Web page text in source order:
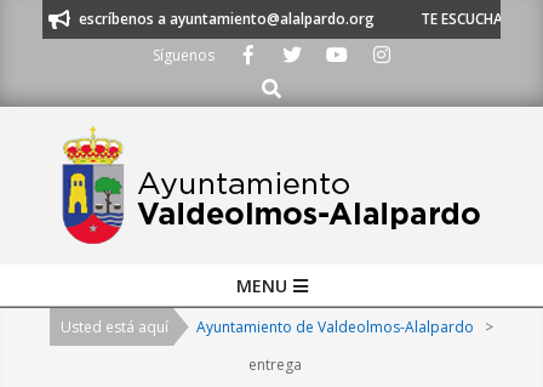
o escríbenos a ayuntamiento@alalpardo.org
TE ESCUCHAMOS -
Síguenos
Buscar
Navigation
MENU
Usted está aquí Ayuntamiento de Valdeolmos-Alalpardo
>
entrega